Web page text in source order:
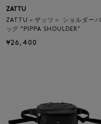
ZATTU
ZATTU＜ザッツ＞ ショルダーバ
ッグ "PIPPA SHOULDER"
¥26,400